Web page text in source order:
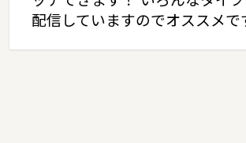
配信していますのでオススメで